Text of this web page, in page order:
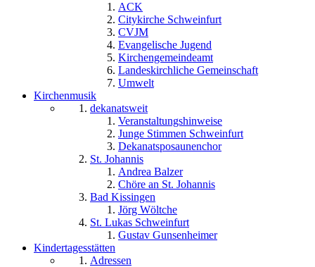
ACK
Citykirche Schweinfurt
CVJM
Evangelische Jugend
Kirchengemeindeamt
Landeskirchliche Gemeinschaft
Umwelt
Kirchenmusik
dekanatsweit
Veranstaltungshinweise
Junge Stimmen Schweinfurt
Dekanatsposaunenchor
St. Johannis
Andrea Balzer
Chöre an St. Johannis
Bad Kissingen
Jörg Wöltche
St. Lukas Schweinfurt
Gustav Gunsenheimer
Kindertagesstätten
Adressen